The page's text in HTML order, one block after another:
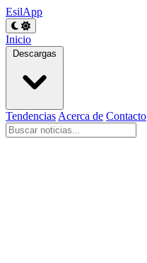
EsilApp
Inicio
Descargas
Tendencias Acerca de Contacto